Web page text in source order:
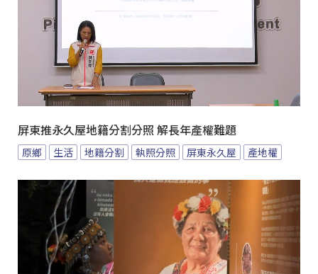
屏東推永久屋地籍分割分照 解長年產權難題
原鄉 生活 地籍分割 執照分照 屏東永久屋 產地權